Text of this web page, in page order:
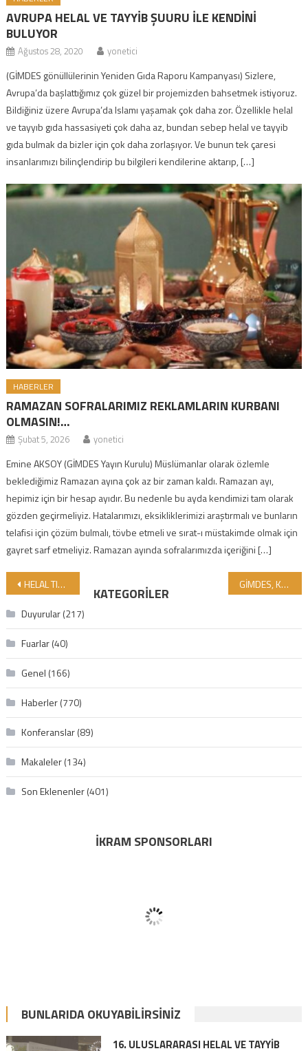
AVRUPA HELAL VE TAYYİB ŞUURU İLE KENDİNİ
BULUYOR
Ağustos 28, 2020 yonetici
(GİMDES gönüllülerinin Yeniden Gıda Raporu Kampanyası) Sizlere,
Avrupa’da başlattığımız çok güzel bir projemizden bahsetmek istiyoruz.
Bildiğiniz üzere Avrupa’da Islamı yaşamak çok daha zor. Özellikle helal
ve tayyıb gıda hassasiyeti çok daha az, bundan sebep helal ve tayyib
gıda bulmak da bizler için çok daha zorlaşıyor. Ve bunun tek çaresi
insanlarımızı bilinçlendirip bu bilgileri kendilerine aktarıp, […]
HABERLER
RAMAZAN SOFRALARIMIZ REKLAMLARIN KURBANI
OLMASIN!…
Şubat 5, 2026 yonetici
Emine AKSOY (GİMDES Yayın Kurulu) Müslümanlar olarak özlemle
beklediğimiz Ramazan ayına çok az bir zaman kaldı. Ramazan ayı,
hepimiz için bir hesap ayıdır. Bu nedenle bu ayda kendimizi tam olarak
gözden geçirmeliyiz. Hatalarımızı, eksikliklerimizi araştırmalı ve bunların
telafisi için çözüm bulmalı, tövbe etmeli ve sırat-ı müstakimde olmak için
gayret sarf etmeliyiz. Ramazan ayında sofralarımızda içeriğini […]
Yazı gezinmesi
HELAL TIBBİ ÜRÜNLER ÜRETMEK İÇİN DAHA FAZLA ÇABA GEREKİYOR GİMDES, KAZAKİSTAN’DAN GELEN HEYETİ AĞIRLADI
KATEGORILER
Duyurular(217)
Fuarlar(40)
Genel (166)
Haberler(770)
Konferanslar(89)
Makaleler(134)
Son Eklenenler(401)
İKRAM SPONSORLARI
BUNLARIDA OKUYABILIRSINIZ
16. ULUSLARARASI HELAL VE TAYYİB